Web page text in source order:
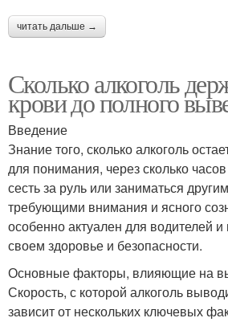
читать дальше →
Сколько алкоголь
крови до полного
Введение
Знание того, сколько алкоголь
для понимания, через сколько
сесть за руль или заниматься
требующими внимания и ясного
особенно актуален для водителей и
своем здоровье и безопасности.
Основные факторы, влияющие на
Скорость, с которой алкоголь
зависит от нескольких ключевых